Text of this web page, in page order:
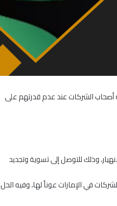
الشركات عند عدم قدرتهم على
اقتربت من الانهيار، وذلك للتوصل إلى تسوية وتجديد
في الإمارات عوناً لها، وفيه الحل